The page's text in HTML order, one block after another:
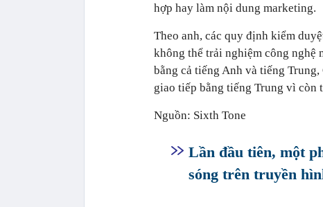
hợp hay làm nội dung marketing.
Theo anh, các quy định kiểm
không thể trải nghiệm công nghệ
bằng cả tiếng Anh và tiếng
giao tiếp bằng tiếng Trung vì còn
Nguồn: Sixth Tone
Lần đầu tiên, một
sóng trên truyền